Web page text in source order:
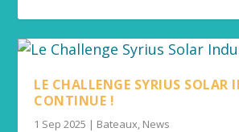
CONTINUE !
RACE, SHOW DEVAN...
CALÉDONIEN...
QUI ENVOIE ...
PRÉSIDENT DU CERCL...
LE CHALLENGE SYRIUS SOLAR
CONTINUE !
1 Sep 2025 | Bateaux News